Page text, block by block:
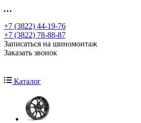
+7 (3822) 44-19-76
+7 (3822) 78-88-87
Записаться на шиномонтаж
Заказать звонок
Каталог